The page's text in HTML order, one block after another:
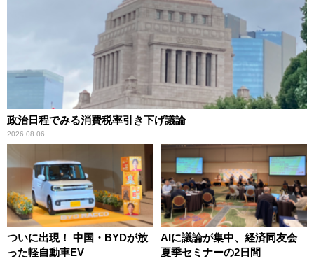
政治日程でみる消費税率引き下げ議論
2026.08.06
ついに出現！ 中国・BYDが放
った軽自動車EV
AIに議論が集中、経済同友会
夏季セミナーの2日間